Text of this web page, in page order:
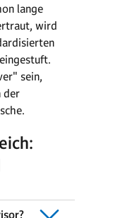
lange
wird
sein,
der